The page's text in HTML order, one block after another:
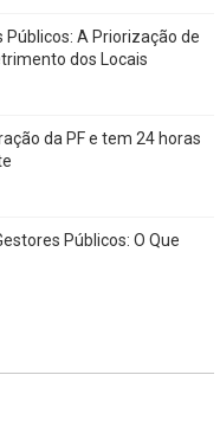
Públicos: A Priorização de
dos Locais
da PF e tem 24 horas
Públicos: O Que